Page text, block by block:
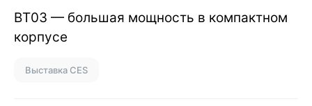
BT03 — большая мощность в компактном
корпусе
Выставка CES